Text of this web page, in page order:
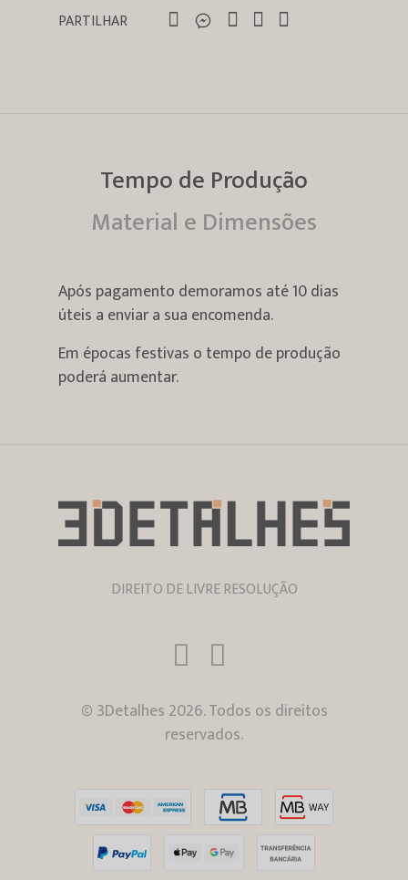
PARTILHAR
Tempo de Produção
Material e Dimensões
Após pagamento demoramos até 10 dias
úteis a enviar a sua encomenda.
Em épocas festivas o tempo de produção
poderá aumentar.
DIREITO DE LIVRE RESOLUÇÃO
© 3Detalhes 2026. Todos os direitos
reservados.